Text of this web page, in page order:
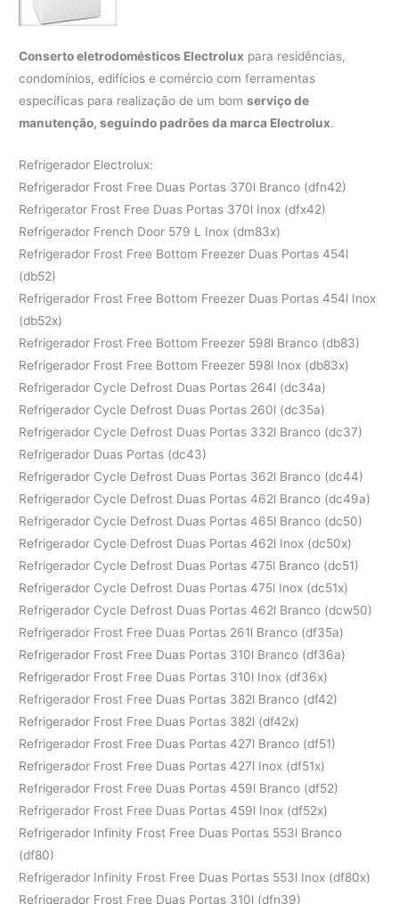
Conserto eletrodomésticos Electrolux para residências,
condomínios, edifícios e comércio com ferramentas
específicas para realização de um bomserviço de
manutenção, seguindo padrões da marca Electrolux.
Refrigerador Electrolux:
Refrigerador Frost Free Duas Portas 370l Branco (dfn42)
Refrigerator Frost Free Duas Portas 370l Inox (dfx42)
Refrigerador French Door 579 L Inox (dm83x)
Refrigerador Frost Free Bottom Freezer Duas Portas 454l
(db52)
Refrigerador Frost Free Bottom Freezer Duas Portas 454l Inox
(db52x)
Refrigerador Frost Free Bottom Freezer 598l Branco (db83)
Refrigerador Frost Free Bottom Freezer 598l Inox (db83x)
Refrigerador Cycle Defrost Duas Portas 264l (dc34a)
Refrigerador Cycle Defrost Duas Portas 260l (dc35a)
Refrigerador Cycle Defrost Duas Portas 332l Branco (dc37)
Refrigerador Duas Portas (dc43)
Refrigerador Cycle Defrost Duas Portas 362l Branco (dc44)
Refrigerador Cycle Defrost Duas Portas 462l Branco (dc49a)
Refrigerador Cycle Defrost Duas Portas 465l Branco (dc50)
Refrigerador Cycle Defrost Duas Portas 462l Inox (dc50x)
Refrigerador Cycle Defrost Duas Portas 475l Branco (dc51)
Refrigerador Cycle Defrost Duas Portas 475l Inox (dc51x)
Refrigerador Cycle Defrost Duas Portas 462l Branco (dcw50)
Refrigerador Frost Free Duas Portas 261l Branco (df35a)
Refrigerador Frost Free Duas Portas 310l Branco (df36a)
Refrigerador Frost Free Duas Portas 310l Inox (df36x)
Refrigerador Frost Free Duas Portas 382l Branco (df42)
Refrigerador Frost Free Duas Portas 382l (df42x)
Refrigerador Frost Free Duas Portas 427l Branco (df51)
Refrigerador Frost Free Duas Portas 427l Inox (df51x)
Refrigerador Frost Free Duas Portas 459l Branco (df52)
Refrigerador Frost Free Duas Portas 459l Inox (df52x)
Refrigerador Infinity Frost Free Duas Portas 553l Branco
(df80)
Refrigerador Infinity Frost Free Duas Portas 553l Inox (df80x)
Refrigerador Frost Free Duas Portas 310l (dfn39)